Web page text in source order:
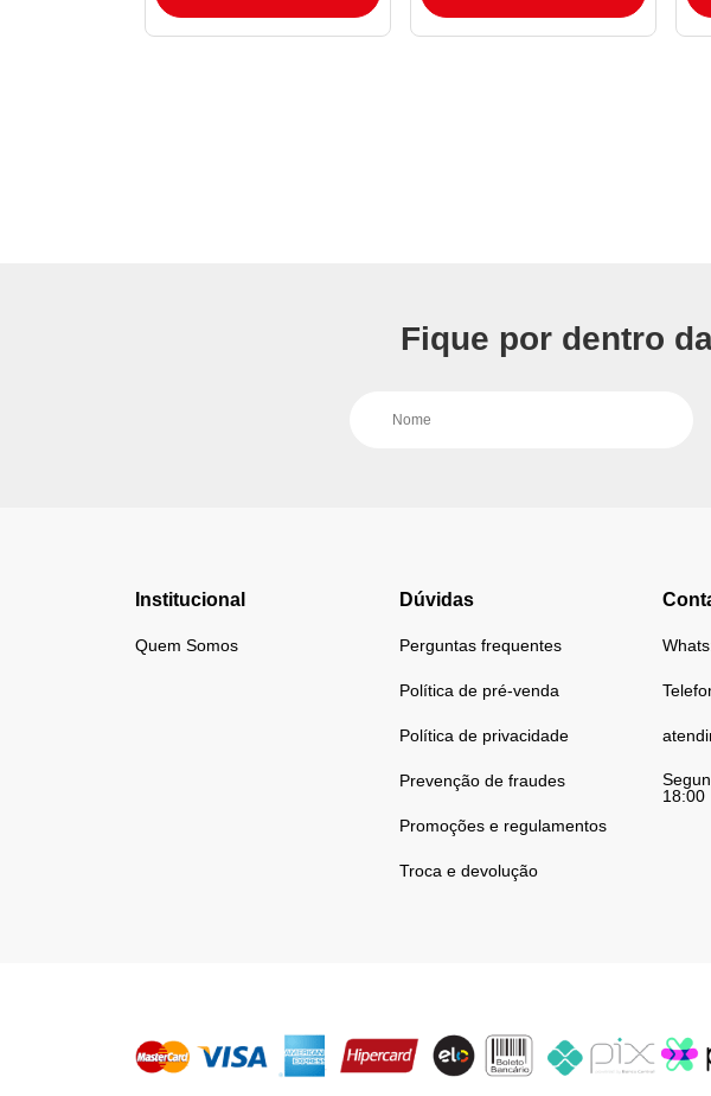
Fique por dentro
Institucional
Quem Somos
Dúvidas
Perguntas frequentes
Política de pré-venda
Política de privacidade
Prevenção de fraudes
Promoções e regulamentos
Troca e devolução
18:00